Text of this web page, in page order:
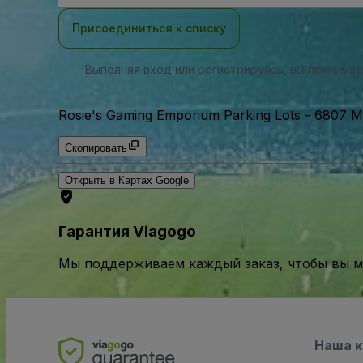
Присоединиться к списку
Выполняя вход или регистрируясь, вы
Rosie's Gaming Emporium Parking Lots - 6807
Скопировать
Открыть в Картах Google
Гарантия Viagogo
Мы поддерживаем каждый заказ, чтобы вы
Наша